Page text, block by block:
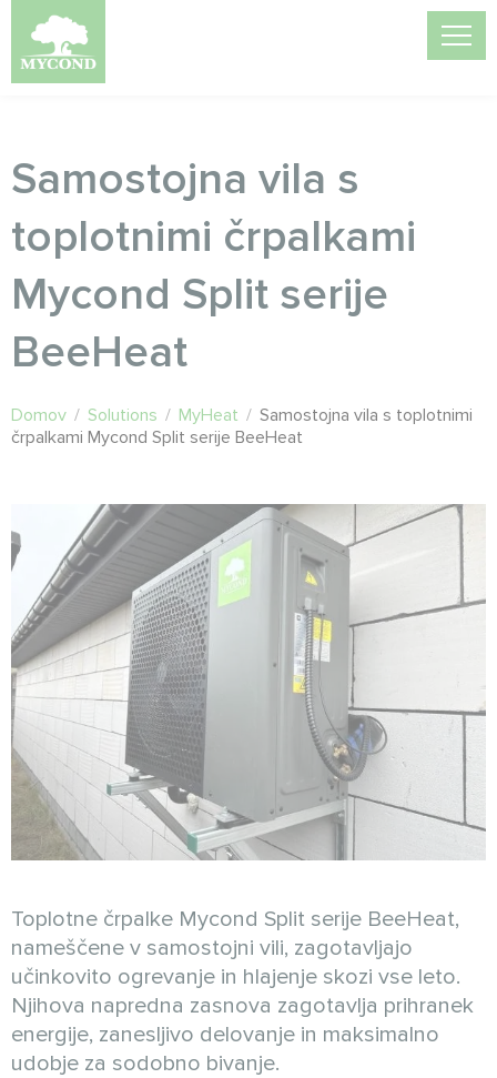
Samostojna vila s
toplotnimi črpalkami
Mycond Split serije
BeeHeat
Domov / Solutions / MyHeat / Samostojna vila s toplotnimi
črpalkami Mycond Split serije BeeHeat
Toplotne črpalke Mycond Split serije BeeHeat,
nameščene v samostojni vili, zagotavljajo
učinkovito ogrevanje in hlajenje skozi vse leto.
Njihova napredna zasnova zagotavlja prihranek
energije, zanesljivo delovanje in maksimalno
udobje za sodobno bivanje.